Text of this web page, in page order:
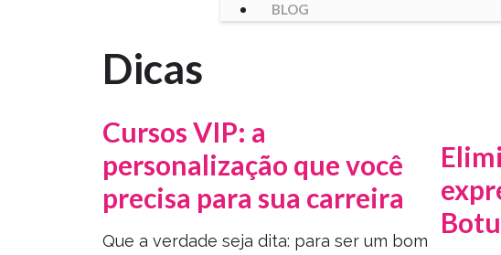
BLOG
Dicas
Cursos VIP: a
personalização que você
precisa para sua carreira
Que a verdade seja dita: para ser um bom